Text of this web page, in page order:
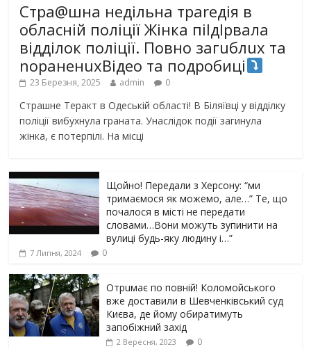
Стра@шна недільна траrедія в
обласній поліції Жінка піlдlрвала
відділок поліції. Повно загuблuх та
nораненuхВідео та подробиці
23 Березня, 2025 admin 0
Страшне Теракт в Одеській області! В Біляївці у відділку
поліції вибухнула граната. Унаслідок події загинула
жінка, є потерпілі. На місці
Щойно! Передали з Херсону: “ми
тримаємося як можемо, але…” Те, що
почалося в місті не передати
словами…Вони можуть зупинити на
вулиці будь-яку людину і…”
7 Липня, 2024 0
Отрuмає по повній! Коломойського
вже доставили в Шевченківський суд
Києва, де йому обиратимуть
запобіжний захід
2 Вересня, 2023 0